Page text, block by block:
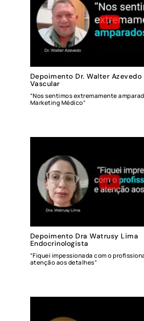
Depoimento Dr. Walter
Vascular
“Nos sentimos extremamente
Marketing Médico”
Depoimento Dra Watrusy Lima
Endocrinologista
“Fiquei impessionada com o
atenção aos detalhes”